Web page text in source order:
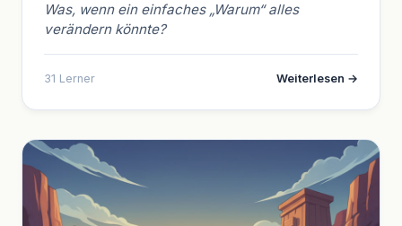
Was, wenn ein einfaches „Warum“ alles
verändern könnte?
31 Lerner Weiterlesen →